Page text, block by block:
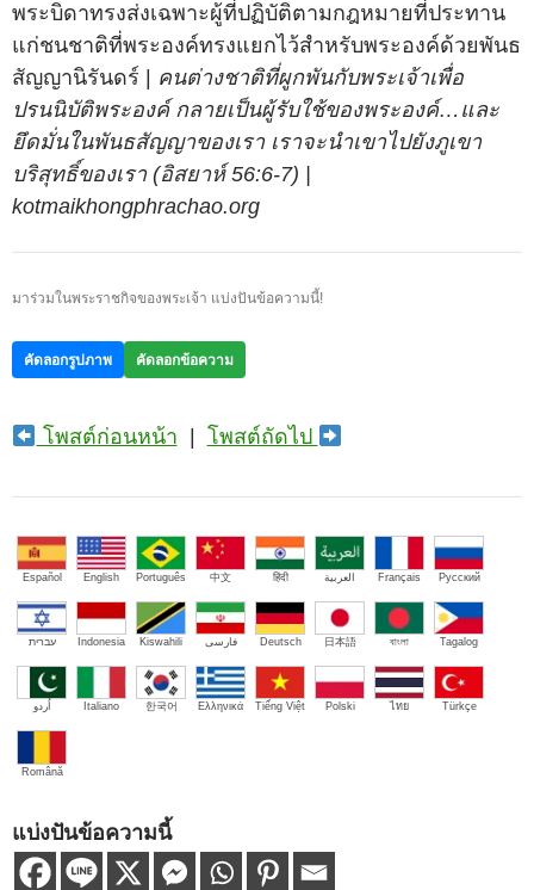
พระบิดาทรงส่งเฉพาะผู้ที่ปฏิบัติตามกฎหมายที่ประทาน
แก่ชนชาติที่พระองค์ทรงแยกไว้สำหรับพระองค์ด้วยพันธ
สัญญานิรันดร์ | คนต่างชาติที่ผูกพันกับพระเจ้าเพื่อ
ปรนนิบัติพระองค์ กลายเป็นผู้รับใช้ของพระองค์…และ
ยึดมั่นในพันธสัญญาของเรา เราจะนำเขาไปยังภูเขา
บริสุทธิ์ของเรา (อิสยาห์ 56:6-7) |
kotmaikhongphrachao.org
มาร่วมในพระราชกิจของพระเจ้า แบ่งปันข้อความนี้!
คัดลอกรูปภาพ คัดลอกข้อความ
โพสต์ก่อนหน้า โพสต์ถัดไป
Español English Português 中文 हिंदी العربية Français Русский
עברית Indonesia Kiswahili فارسی Deutsch 日本語 বাংলা Tagalog
اُردو Italiano 한국어 Ελληνικά Tiếng Việt Polski ไทย Türkçe
Română
แบ่งปันข้อความนี้